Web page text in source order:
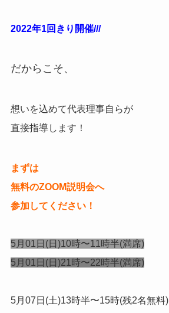
2022年1回きり開催///
だからこそ、
想いを込めて代表理事自らが
直接指導します！
まずは
無料のZOOM説明会へ
参加してください！
5月01日(日)10時〜11時半(満席)
5月01日(日)21時〜22時半(満席)
5月07日(土)13時半〜15時(残2名無料)